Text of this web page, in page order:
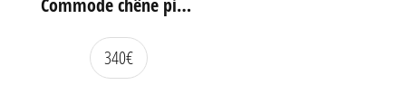
Commode chêne pieds compas vintage
340€